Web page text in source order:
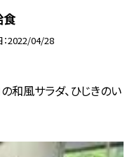
食
2022/04/28
和風サラダ、ひじきのい